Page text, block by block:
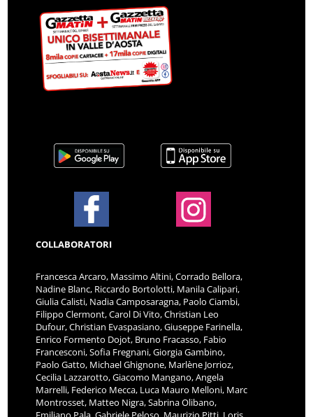
COLLABORATORI
Francesca Arcaro, Massimo Altini, Corrado Bellora,
Nadine Blanc, Riccardo Bortolotti, Manila Calipari,
Giulia Calisti, Nadia Camposaragna, Paolo Ciambi,
Filippo Clermont, Carol Di Vito, Christian Leo
Dufour, Christian Evaspasiano, Giuseppe Farinella,
Enrico Formento Dojot, Bruno Fracasso, Fabio
Francesconi, Sofia Fregnani, Giorgia Gambino,
Paolo Gatto, Michael Ghignone, Marlène Jorrioz,
Cecilia Lazzarotto, Giacomo Mangano, Angela
Marrelli, Federico Mecca, Luca Mauro Melloni, Marc
Montrosset, Matteo Nigra, Sabrina Olibano,